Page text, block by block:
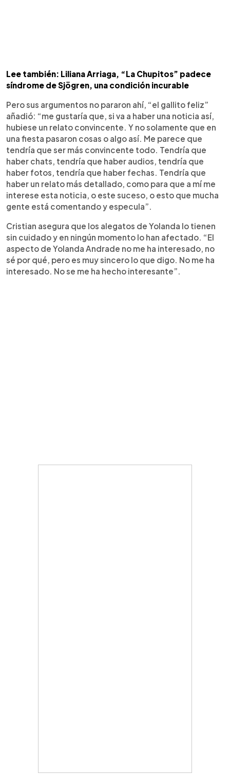
Lee también: Liliana Arriaga, “La Chupitos” padece
síndrome de Sjögren, una condición incurable
Pero sus argumentos no pararon ahí, “el gallito feliz”
añadió: “me gustaría que, si va a haber una noticia así,
hubiese un relato convincente. Y no solamente que en
una fiesta pasaron cosas o algo así. Me parece que
tendría que ser más convincente todo. Tendría que
haber chats, tendría que haber audios, tendría que
haber fotos, tendría que haber fechas. Tendría que
haber un relato más detallado, como para que a mí me
interese esta noticia, o este suceso, o esto que mucha
gente está comentando y especula”.
Cristian asegura que los alegatos de Yolanda lo tienen
sin cuidado y en ningún momento lo han afectado. “El
aspecto de Yolanda Andrade no me ha interesado, no
sé por qué, pero es muy sincero lo que digo. No me ha
interesado. No se me ha hecho interesante”.